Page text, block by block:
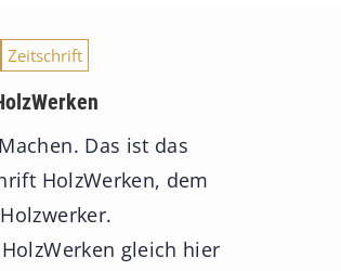
Zeitschrift
Das ist das
HolzWerken, dem
gleich hier